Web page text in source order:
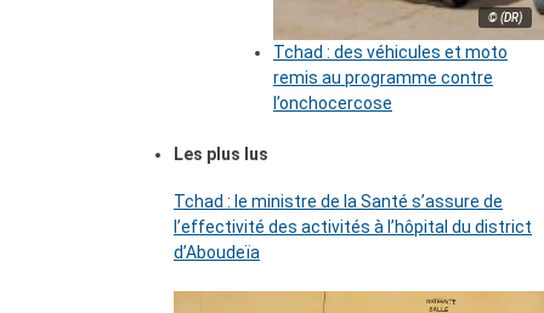
© (DR)
Tchad : des véhicules et moto
remis au programme contre
l’onchocercose
Les plus lus
Tchad : le ministre de la Santé s’assure de
l’effectivité des activités à l’hôpital du district
d’Aboudeïa